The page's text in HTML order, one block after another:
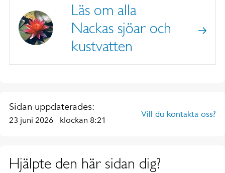
Läs om alla
Nackas sjöar och
kustvatten
Sidan uppdaterades:
23 juni 2026 klockan 8:21
Vill du kontakta oss?
Hjälpte den här sidan dig?